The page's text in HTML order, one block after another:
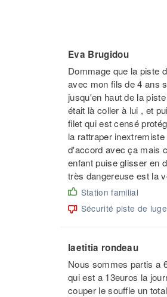
Eva Brugidou
Dommage que la piste
avec mon fils de 4 ans
jusqu'en haut de la
était là coller à lui , et
filet qui est censé
la rattraper
d'accord avec ça mais
enfant puise glisser en
très dangereuse est la
Station familial
Sécurité piste de
laetitia rondeau
Nous sommes partis a
qui est a 13euros la
couper le souffle un